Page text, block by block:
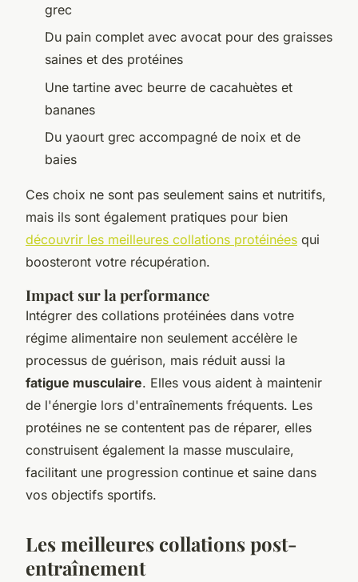
grec
Du pain complet avec avocat pour des graisses
saines et des protéines
Une tartine avec beurre de cacahuètes et
bananes
Du yaourt grec accompagné de noix et de
baies
Ces choix ne sont pas seulement sains et nutritifs,
mais ils sont également pratiques pour bien
découvrir les meilleures collations protéinées qui
boosteront votre récupération.
Impact sur la performance
Intégrer des collations protéinées dans votre
régime alimentaire non seulement accélère le
processus de guérison, mais réduit aussi la
fatigue musculaire. Elles vous aident à maintenir
de l'énergie lors d'entraînements fréquents. Les
protéines ne se contentent pas de réparer, elles
construisent également la masse musculaire,
facilitant une progression continue et saine dans
vos objectifs sportifs.
Les meilleures collations post-
entraînement